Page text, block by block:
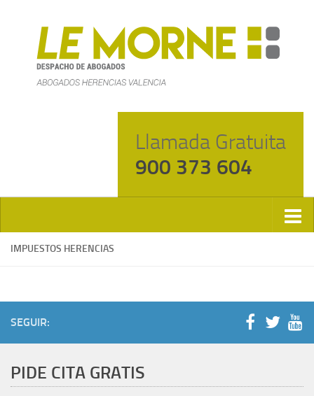
Llamada Gratuita
900 373 604
IMPUESTOS HERENCIAS
SEGUIR:
PIDE CITA GRATIS